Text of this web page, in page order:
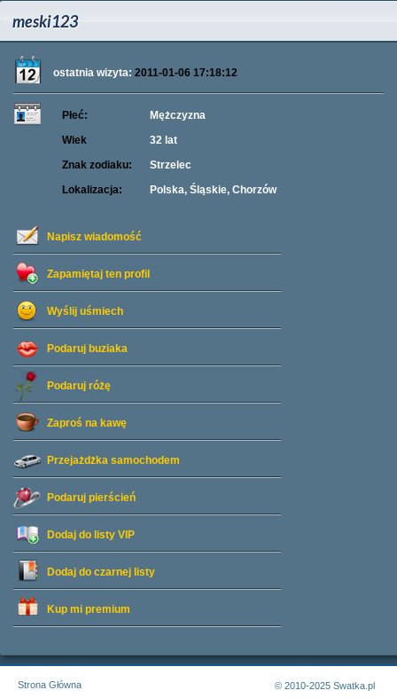
meski123
ostatnia wizyta: 2011-01-06 17:18:12
Napisz wiadomość
Zapamiętaj ten profil
Wyślij uśmiech
Podaruj buziaka
Podaruj różę
Zaproś na kawę
Przejażdżka samochodem
Podaruj pierścień
Dodaj do listy VIP
Dodaj do czarnej listy
Kup mi premium
Płeć:
Mężczyzna
Wiek
32 lat
Znak zodiaku:
Strzelec
Lokalizacja:
Polska, Śląskie, Chorzów
Strona Główna
© 2010-2025 Swatka.pl